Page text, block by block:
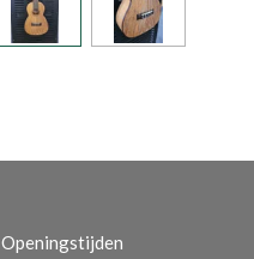
Openingstijden